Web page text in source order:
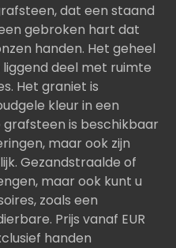
dat een staand
gebroken hart dat
handen. Het geheel
deel met ruimte
Het graniet is
kleur in een
is beschikbaar
maar ook zijn
Gezandstraalde of
maar ook kunt u
zoals een
Prijs vanaf EUR
handen